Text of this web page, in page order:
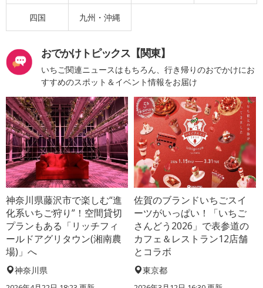
四国 九州・沖縄
おでかけトピックス【関東】
いちご関連ニュースはもちろん、行き帰りのおでかけにお
すすめのスポット＆イベント情報をお届け
神奈川県藤沢市で楽しむ“進
化系いちご狩り”！空間貸切
プランもある「リッチフィ
ールドアグリタウン(湘南農
場)」へ
神奈川県
佐賀のブランドいちごスイ
ーツがいっぱい！「いちご
さんどう2026」で表参道の
カフェ＆レストラン12店舗
とコラボ
東京都